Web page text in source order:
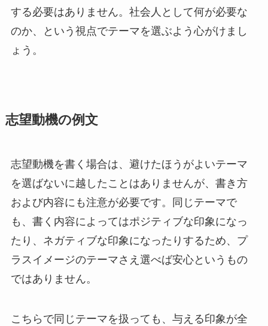
する必要はありません。社会人として何が必要な
のか、という視点でテーマを選ぶよう心がけまし
ょう。
志望動機の例文
志望動機を書く場合は、避けたほうがよいテーマ
を選ばないに越したことはありませんが、書き方
および内容にも注意が必要です。同じテーマで
も、書く内容によってはポジティブな印象になっ
たり、ネガティブな印象になったりするため、プ
ラスイメージのテーマさえ選べば安心というもの
ではありません。
こちらで同じテーマを扱っても、与える印象が全